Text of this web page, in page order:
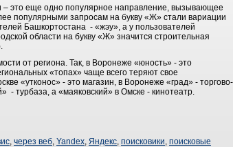
– это еще одно популярное направление, вызывающее
популярными запросам на букву «Ж» стали вариации
Башкортостана - «жэу», а у пользователей
области на букву «Ж» значится строительная
от региона. Так, в Воронеже «юность» - это
«топах» чаще всего теряют свое
«утконос» - это магазин, в Воронеже «град» - торгово-
- турбаза, а «маяковский» в Омске - кинотеатр.
, через веб, Yandex, Яндекс, поисковики, поисковые